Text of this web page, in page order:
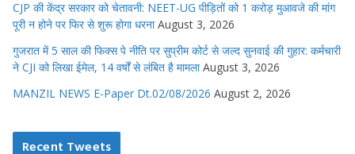
CJP की केंद्र सरकार को चेतावनी: NEET-UG पीड़ितों को 1 करोड़ मुआवजे की मांग
पूरी न होने पर फिर से शुरू होगा धरना August 3, 2026
गुजरात में 5 साल की फिक्स पे नीति पर सुप्रीम कोर्ट से जल्द सुनवाई की गुहार: कर्मचारी
ने CJI को लिखा ईमेल, 14 वर्षों से लंबित है मामला August 3, 2026
MANZIL NEWS E-Paper Dt.02/08/2026 August 2, 2026
Recent Tweets